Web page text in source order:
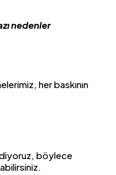
nedenler
her baskının
böylece